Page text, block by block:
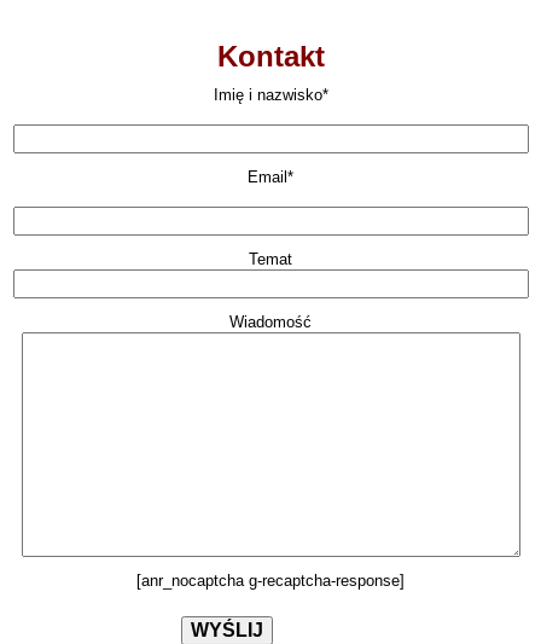
Kontakt
Imię i nazwisko*
Email*
Temat
Wiadomość
[anr_nocaptcha g-recaptcha-response]